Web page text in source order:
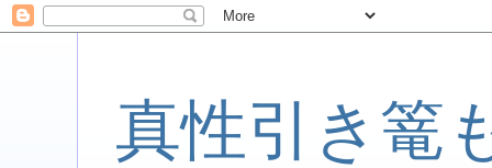
真性引き篭